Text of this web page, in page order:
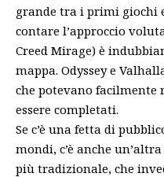
grande tra i primi giochi
contare l’approccio
Creed Mirage) è
mappa. Odyssey e
che potevano facilmente
essere completati.
Se c’è una fetta di
mondi, c’è anche
più tradizionale, che